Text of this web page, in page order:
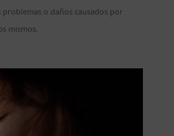
o daños causados por
mismos.